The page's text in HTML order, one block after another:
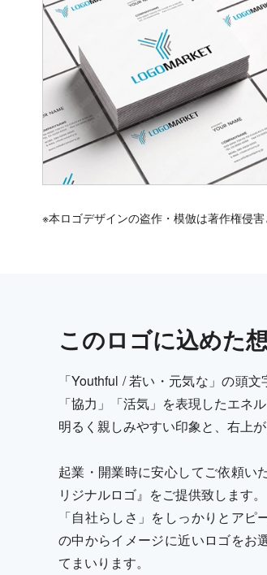
※本ロゴデザインの盗作・模倣は著作権侵
このロゴに込めた
「Youthful / 若い・元気な」の頭
「協力」「活気」を表現したエネ
明るく親しみやすい印象と、右上
起業・開業時に安心してご依頼い
リジナルロゴ』をご提供致します。
「自社らしさ」をしっかりとア
の中からイメージに近いロゴをお
てまいります。